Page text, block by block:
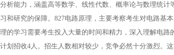
析能力，涵盖高等数学、线性代数、概率论与数理统
和研究的保障。827电路原理，主要考察考生对电路基
的学习需要考生投入大量的时间和精力，深入理解电路
划招收4人。招生人数相对较少，竞争必然十分激烈。